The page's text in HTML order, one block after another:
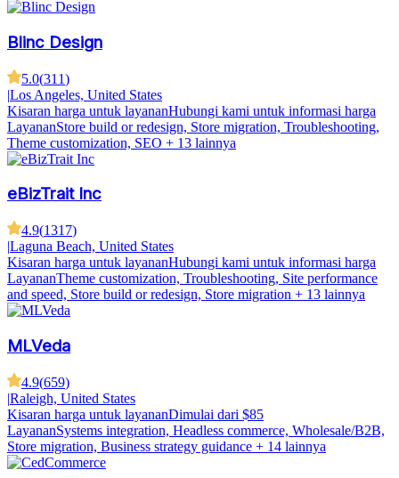
Blinc Design
5.0(311)
|Los Angeles, United States
Kisaran harga untuk layananHubungi kami untuk informasi harga
LayananStore build or redesign, Store migration, Troubleshooting,
Theme customization, SEO + 13 lainnya
eBizTrait Inc
4.9(1317)
|Laguna Beach, United States
Kisaran harga untuk layananHubungi kami untuk informasi harga
LayananTheme customization, Troubleshooting, Site performance
and speed, Store build or redesign, Store migration + 13 lainnya
MLVeda
4.9(659)
|Raleigh, United States
Kisaran harga untuk layananDimulai dari $85
LayananSystems integration, Headless commerce, Wholesale/B2B,
Store migration, Business strategy guidance + 14 lainnya